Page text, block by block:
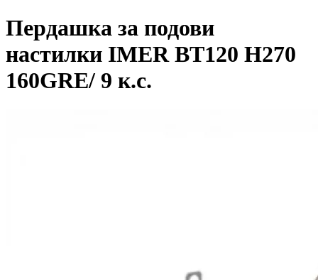
Пердашка за подови
настилки IMER BT120 H270
160GRE/ 9 к.с.